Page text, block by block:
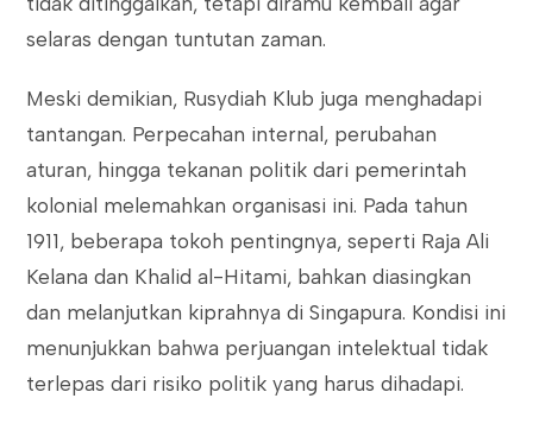
selaras dengan tuntutan zaman.
Meski demikian, Rusydiah Klub juga menghadapi
tantangan. Perpecahan internal, perubahan
aturan, hingga tekanan politik dari pemerintah
kolonial melemahkan organisasi ini. Pada tahun
1911, beberapa tokoh pentingnya, seperti Raja Ali
Kelana dan Khalid al-Hitami, bahkan diasingkan
dan melanjutkan kiprahnya di Singapura. Kondisi ini
menunjukkan bahwa perjuangan intelektual tidak
terlepas dari risiko politik yang harus dihadapi.